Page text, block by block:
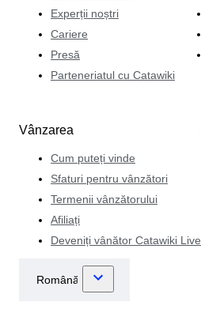
Experții noștri
Cariere
Presă
Parteneriatul cu Catawiki
Vânzarea
Cum puteți vinde
Sfaturi pentru vânzători
Termenii vânzătorului
Afiliați
Deveniți vânător Catawiki Live